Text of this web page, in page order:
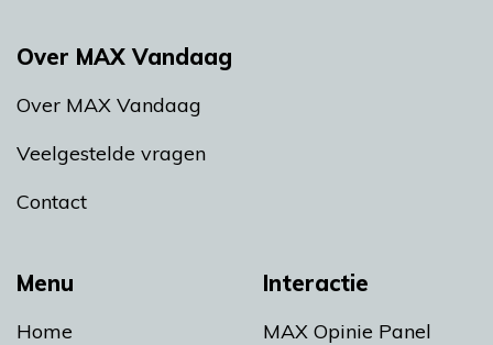
Menu
Home
Interactie
MAX Opinie Panel
Over MAX Vandaag
Over MAX Vandaag
Veelgestelde vragen
Contact